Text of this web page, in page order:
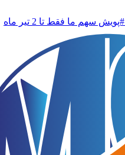
#پویش سهم ما فقط تا 2 تیر ماه